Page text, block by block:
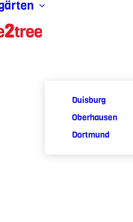
Duisburg
Oberhausen
Dortmund